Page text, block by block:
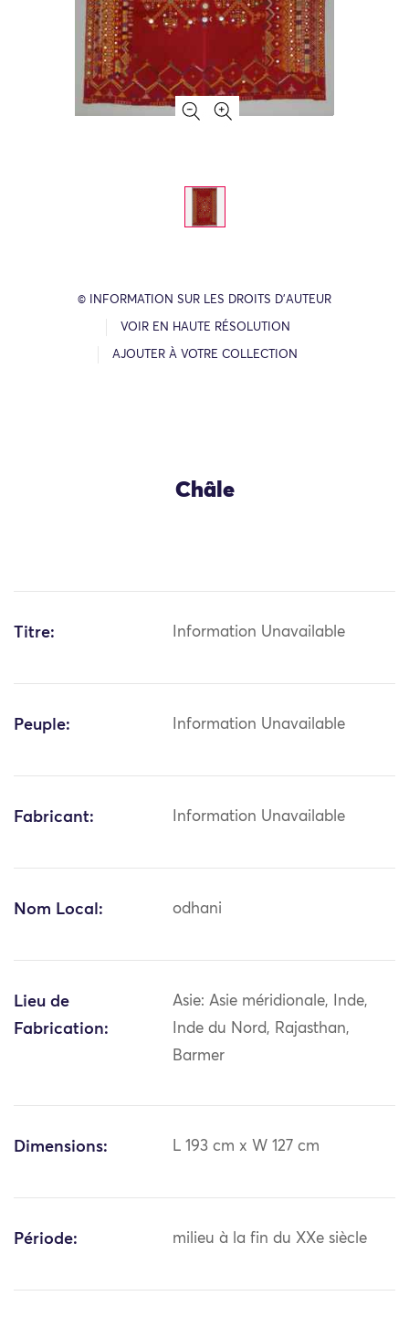
© INFORMATION SUR LES DROITS D’AUTEUR
VOIR EN HAUTE RÉSOLUTION
AJOUTER À VOTRE COLLECTION
Châle
Titre: Information Unavailable
Peuple: Information Unavailable
Fabricant: Information Unavailable
Nom Local: odhani
Lieu de
Fabrication:
Asie: Asie méridionale, Inde,
Inde du Nord, Rajasthan,
Barmer
Dimensions: L 193 cm x W 127 cm
Période: milieu à la fin du XXe siècle